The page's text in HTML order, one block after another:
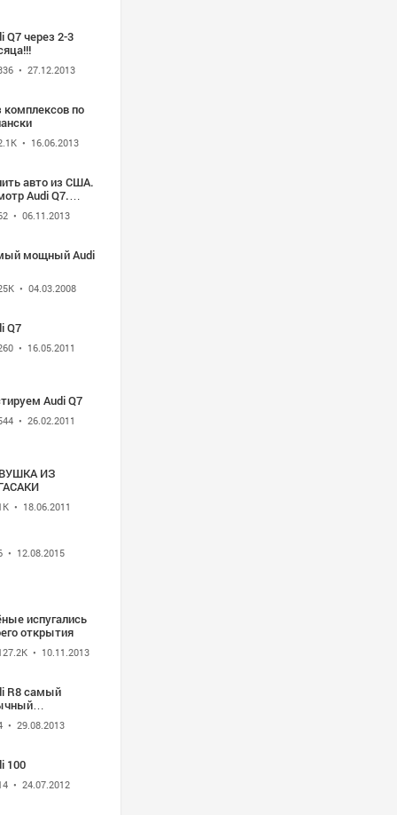
Q7 через 2-3
• 27.12.2013
комплексов по
• 16.06.2013
авто из США.
Audi Q7.
на
• 06.11.2013
мощный Audi
• 04.03.2008
Q7
• 16.05.2011
Audi Q7
• 26.02.2011
ИЗ
• 18.06.2011
• 12.08.2015
испугались
открытия
• 10.11.2013
R8 самый
• 29.08.2013
100
• 24.07.2012